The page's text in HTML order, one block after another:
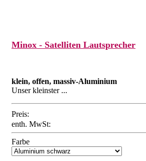
Minox - Satelliten Lautsprecher
klein, offen, massiv-Aluminium
Unser kleinster ...
Preis:
enth. MwSt:
Farbe